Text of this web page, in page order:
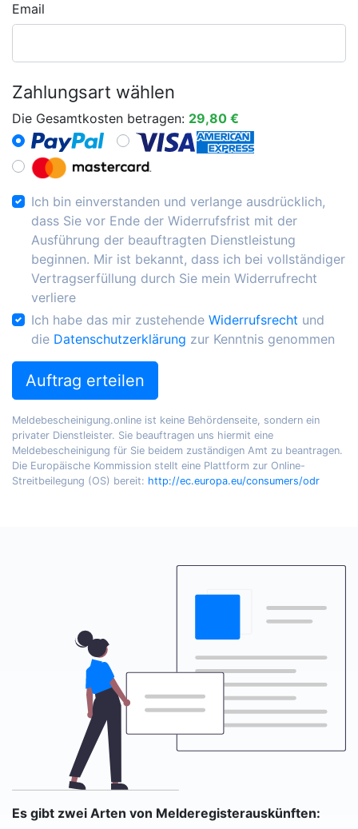
Email
Zahlungsart wählen
Die Gesamtkosten betragen: 29,80 €
Ich bin einverstanden und verlange ausdrücklich,
dass Sie vor Ende der Widerrufsfrist mit der
Ausführung der beauftragten Dienstleistung
beginnen. Mir ist bekannt, dass ich bei vollständiger
Vertragserfüllung durch Sie mein Widerrufrecht
verliere
Ich habe das mir zustehende Widerrufsrecht und
die Datenschutzerklärung zur Kenntnis genommen
Auftrag erteilen
Meldebescheinigung.online ist keine Behördenseite, sondern ein
privater Dienstleister. Sie beauftragen uns hiermit eine
Meldebescheinigung für Sie beidem zuständigen Amt zu beantragen.
Die Europäische Kommission stellt eine Plattform zur Online-
Streitbeilegung (OS) bereit: http://ec.europa.eu/consumers/odr
Es gibt zwei Arten von Melderegisterauskünften: